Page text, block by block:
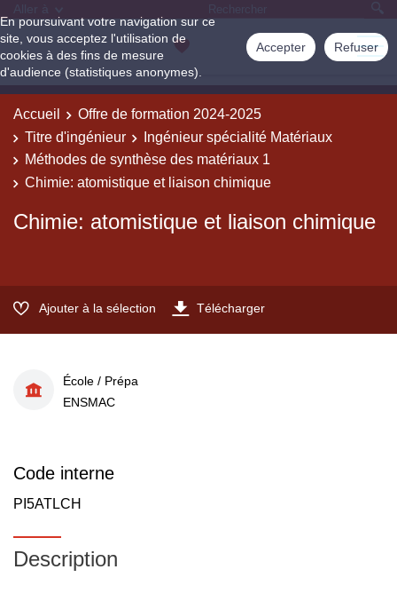
En poursuivant votre navigation sur ce
site, vous acceptez l'utilisation de
cookies à des fins de mesure
d'audience (statistiques anonymes).
Accepter Refuser
Accueil
Offre de formation 2024-2025
Titre d'ingénieur
Ingénieur spécialité Matériaux
Méthodes de synthèse des matériaux 1
Chimie: atomistique et liaison chimique
Chimie: atomistique et liaison chimique
Ajouter à la sélection Télécharger
École / Prépa
ENSMAC
Code interne
PI5ATLCH
Description